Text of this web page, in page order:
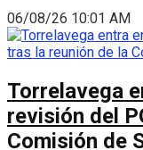
06/08/26 10:01 AM
Torrelavega
revisión del
Comisión de